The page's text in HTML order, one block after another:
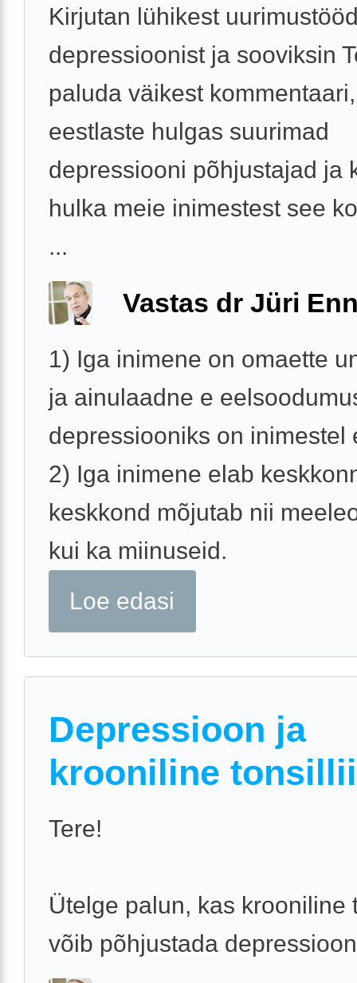
Kirjutan lühikest
depressioonist ja sooviksin
paluda väikest
eestlaste hulgas suurimad
depressiooni põhjustajad ja
hulka meie inimestest see
...
Vastas dr Jüri
1) Iga inimene on omaette
ja ainulaadne e
depressiooniks on inimestel
2) Iga inimene elab
keskkond mõjutab nii
kui ka miinuseid.
Loe edasi
Depressioon ja
krooniline
Tere!
Ütelge palun, kas krooniline
võib põhjustada